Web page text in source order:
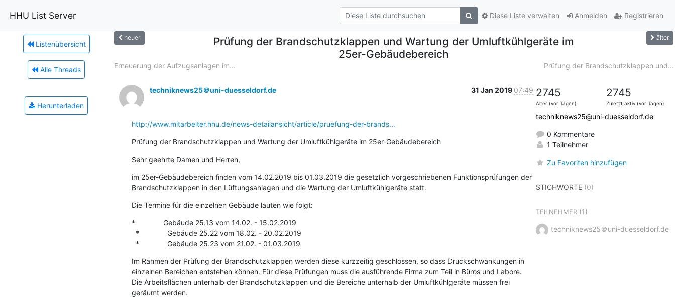
HHU List Server Anmelden Registrieren
Diese Liste verwalten
Listenübersicht
Alle Threads
Herunterladen
neuer
Prüfung der Brandschutzklappen und Wartung der Umluftkühlgeräte im
25er-Gebäudebereich
älter
Erneuerung der Aufzugsanlagen im... Prüfung der Brandschutzklappen und...
techniknews25＠uni-duesseldorf.de 31 Jan 2019 07:49
http://www.mitarbeiter.hhu.de/news-detailansicht/article/pruefung-der-brands...
Prüfung der Brandschutzklappen und Wartung der Umluftkühlgeräte im 25er-Gebäudebereich
Sehr geehrte Damen und Herren,
im 25er-Gebäudebereich finden vom 14.02.2019 bis 01.03.2019 die gesetzlich vorgeschriebenen Funktionsprüfungen der
Brandschutzklappen in den Lüftungsanlagen und die Wartung der Umluftkühlgeräte statt.
Die Termine für die einzelnen Gebäude lauten wie folgt:
*              Gebäude 25.13 vom 14.02. - 15.02.2019
  *              Gebäude 25.23 vom 21.02. - 01.03.2019
Im Rahmen der Prüfung der Brandschutzklappen werden diese kurzzeitig geschlossen, so dass Druckschwankungen in
einzelnen Bereichen entstehen können. Für diese Prüfungen muss die ausführende Firma zum Teil in Büros und Labore.
Die Arbeitsflächen unterhalb der Brandschutzklappen und die Bereiche unterhalb der Umluftkühlgeräte müssen frei
geräumt werden.
2745
Alter (vor Tagen)
2745
Zuletzt aktiv (vor Tagen)
techniknews25@uni-duesseldorf.de
0 Kommentare
1 Teilnehmer
Zu Favoriten hinzufügen
STICHWORTE(0)
TEILNEHMER(1)
techniknews25＠uni-duesseldorf.de